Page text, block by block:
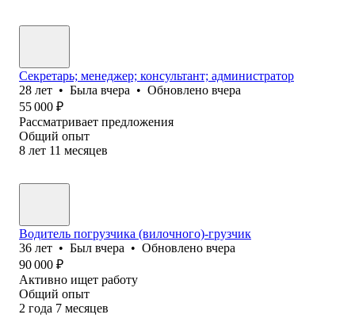
Секретарь; менеджер; консультант; администратор
28 лет • Была вчера • Обновлено вчера
55 000 ₽
Рассматривает предложения
Общий опыт
8 лет 11 месяцев
Водитель погрузчика (вилочного)-грузчик
36 лет • Был вчера • Обновлено вчера
90 000 ₽
Активно ищет работу
Общий опыт
2 года 7 месяцев